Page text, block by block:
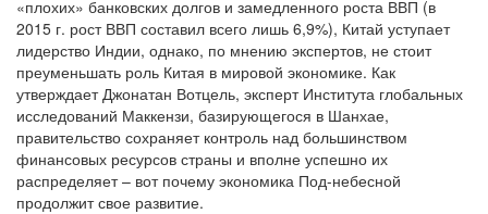
«плохих» банковских долгов и замедленного роста ВВП (в
2015 г. рост ВВП составил всего лишь 6,9%), Китай уступает
лидерство Индии, однако, по мнению экспертов, не стоит
преуменьшать роль Китая в мировой экономике. Как
утверждает Джонатан Вотцель, эксперт Института глобальных
исследований Маккензи, базирующегося в Шанхае,
правительство сохраняет контроль над большинством
финансовых ресурсов страны и вполне успешно их
распределяет – вот почему экономика Под-небесной
продолжит свое развитие.